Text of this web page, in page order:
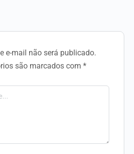
e-mail não será publicado.
são marcados com *